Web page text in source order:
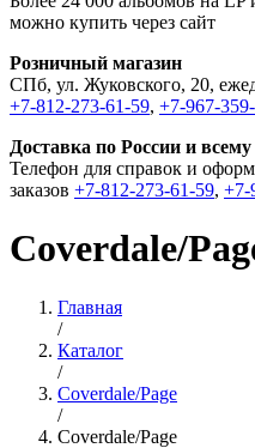
можно купить через сайт
Розничный магазин
СПб, ул. Жуковского, 20,
+7-812-273-61-59, +7-967-
Доставка по России и
Телефон для справок и
заказов +7-812-273-61-59, +7-
Coverdale/
Главная
/
Каталог
/
Coverdale/Page
/
Coverdale/Page